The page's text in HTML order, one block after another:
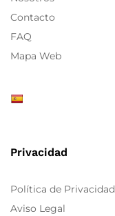
Contacto
FAQ
Mapa Web
Privacidad
Política de Privacidad
Aviso Legal